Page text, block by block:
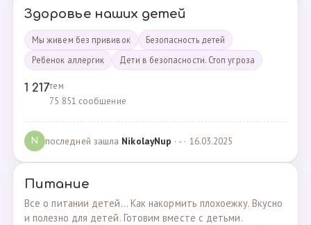
Здоровье наших детей
Мы живем без прививок
Безопасность детей
Ребенок аллергик
Дети в безопасности. Стоп угроза
1 217тем
75 851 сообщение
N последней зашла NikolayNup · - · 16.03.2025
Питание
Все о питании детей... Как накормить плохоежку. Вкусно
и полезно для детей. Готовим вместе с детьми.